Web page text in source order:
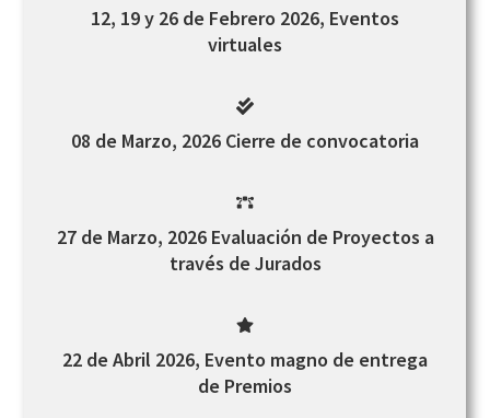
12, 19 y 26 de Febrero 2026, Eventos
virtuales
08 de Marzo, 2026 Cierre de convocatoria
27 de Marzo, 2026 Evaluación de Proyectos a
través de Jurados
22 de Abril 2026, Evento magno de entrega
de Premios